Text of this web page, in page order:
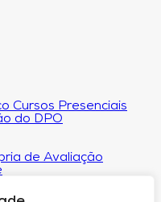
Cursos Presenciais
do DPO
de Avaliação
Científica